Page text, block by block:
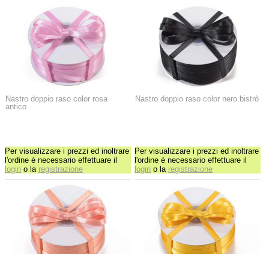
Nastro doppio raso color rosa
antico
Per visualizzare i prezzi ed inoltrare
l'ordine è necessario effettuare il
login o la registrazione
Nastro doppio raso color nero bistrò
Per visualizzare i prezzi ed inoltrare
l'ordine è necessario effettuare il
login o la registrazione